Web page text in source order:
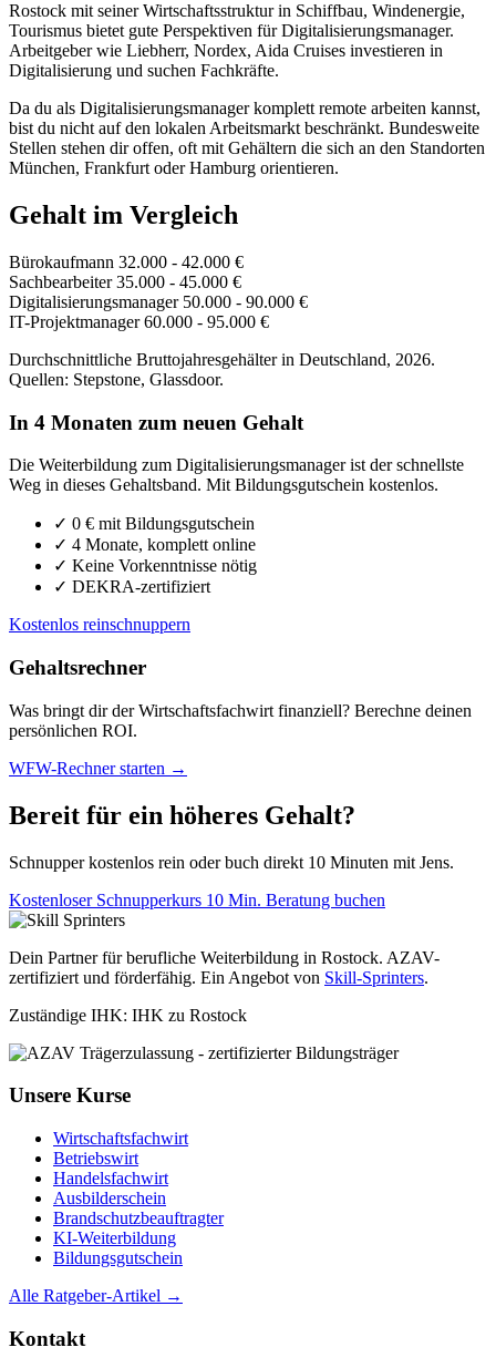
Rostock mit seiner Wirtschaftsstruktur in Schiffbau, Windenergie,
Tourismus bietet gute Perspektiven für Digitalisierungsmanager.
Arbeitgeber wie Liebherr, Nordex, Aida Cruises investieren in
Digitalisierung und suchen Fachkräfte.
Da du als Digitalisierungsmanager komplett remote arbeiten kannst,
bist du nicht auf den lokalen Arbeitsmarkt beschränkt. Bundesweite
Stellen stehen dir offen, oft mit Gehältern die sich an den Standorten
München, Frankfurt oder Hamburg orientieren.
Gehalt im Vergleich
Bürokaufmann 32.000 - 42.000 €
Sachbearbeiter 35.000 - 45.000 €
Digitalisierungsmanager 50.000 - 90.000 €
IT-Projektmanager 60.000 - 95.000 €
Durchschnittliche Bruttojahresgehälter in Deutschland, 2026.
Quellen: Stepstone, Glassdoor.
In 4 Monaten zum neuen Gehalt
Die Weiterbildung zum Digitalisierungsmanager ist der schnellste
Weg in dieses Gehaltsband. Mit Bildungsgutschein kostenlos.
✓ 0 € mit Bildungsgutschein
✓ 4 Monate, komplett online
✓ Keine Vorkenntnisse nötig
✓ DEKRA-zertifiziert
Kostenlos reinschnuppern
Gehaltsrechner
Was bringt dir der Wirtschaftsfachwirt finanziell? Berechne deinen
persönlichen ROI.
WFW-Rechner starten →
Bereit für ein höheres Gehalt?
Schnupper kostenlos rein oder buch direkt 10 Minuten mit Jens.
Kostenloser Schnupperkurs 10 Min. Beratung buchen
Dein Partner für berufliche Weiterbildung in Rostock. AZAV-
zertifiziert und förderfähig. Ein Angebot von Skill-Sprinters.
Zuständige IHK: IHK zu Rostock
Unsere Kurse
Wirtschaftsfachwirt
Betriebswirt
Handelsfachwirt
Ausbilderschein
Brandschutzbeauftragter
KI-Weiterbildung
Bildungsgutschein
Alle Ratgeber-Artikel →
Kontakt